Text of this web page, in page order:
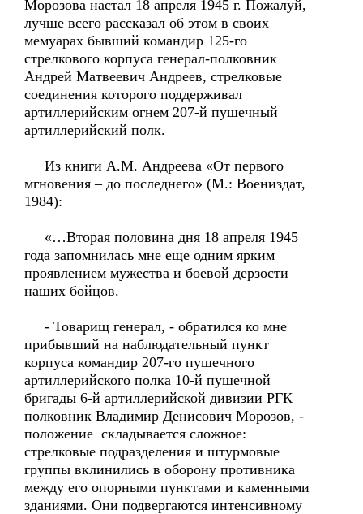
Морозова настал 18 апреля 1945 г. Пожалуй,
лучше всего рассказал об этом в своих
мемуарах бывший командир 125-го
стрелкового корпуса генерал-полковник
Андрей Матвеевич Андреев, стрелковые
соединения которого поддерживал
артиллерийским огнем 207-й пушечный
артиллерийский полк.
Из книги А.М. Андреева «От первого
мгновения – до последнего» (М.: Воениздат,
1984):
«…Вторая половина дня 18 апреля 1945
года запомнилась мне еще одним ярким
проявлением мужества и боевой дерзости
наших бойцов.
- Товарищ генерал, - обратился ко мне
прибывший на наблюдательный пункт
корпуса командир 207-го пушечного
артиллерийского полка 10-й пушечной
бригады 6-й артиллерийской дивизии РГК
полковник Владимир Денисович Морозов, -
положение складывается сложное:
стрелковые подразделения и штурмовые
группы вклинились в оборону противника
между его опорными пунктами и каменными
зданиями. Они подвергаются интенсивному